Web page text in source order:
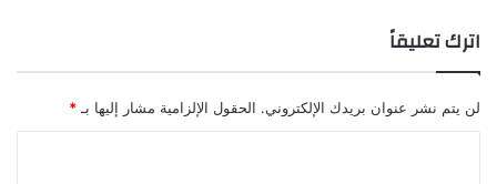
اترك تعليقاً
لن يتم نشر عنوان بريدك الإلكتروني. الحقول الإلزامية مشار إليها بـ *